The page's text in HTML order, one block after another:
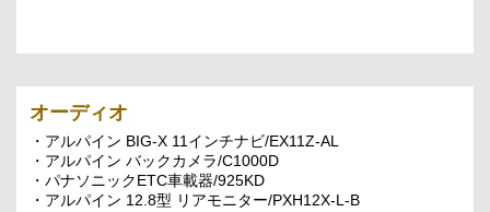
オーディオ
・アルパイン BIG-X 11インチナビ/EX11Z-AL
・アルパイン バックカメラ/C1000D
・パナソニックETC車載器/925KD
・アルパイン 12.8型 リアモニター/PXH12X-L-B